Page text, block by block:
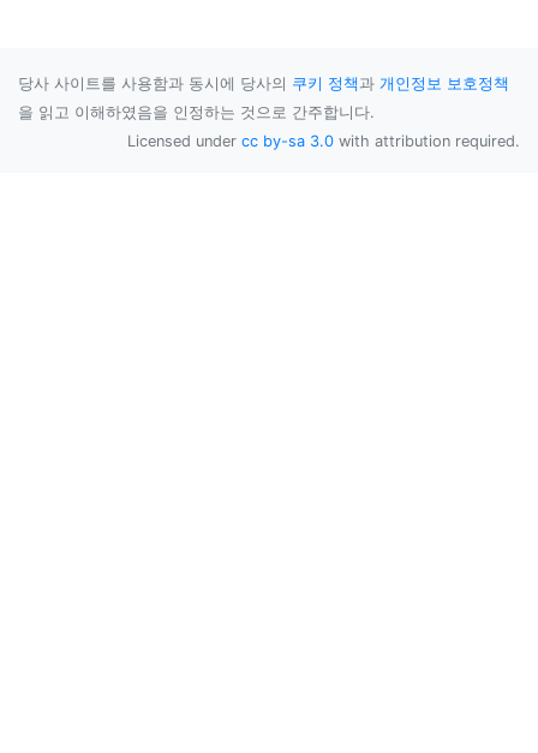
당사 사이트를 사용함과 동시에 당사의 쿠키 정책과 개인정보 보호정책
을 읽고 이해하였음을 인정하는 것으로 간주합니다.
Licensed under cc by-sa 3.0 with attribution required.